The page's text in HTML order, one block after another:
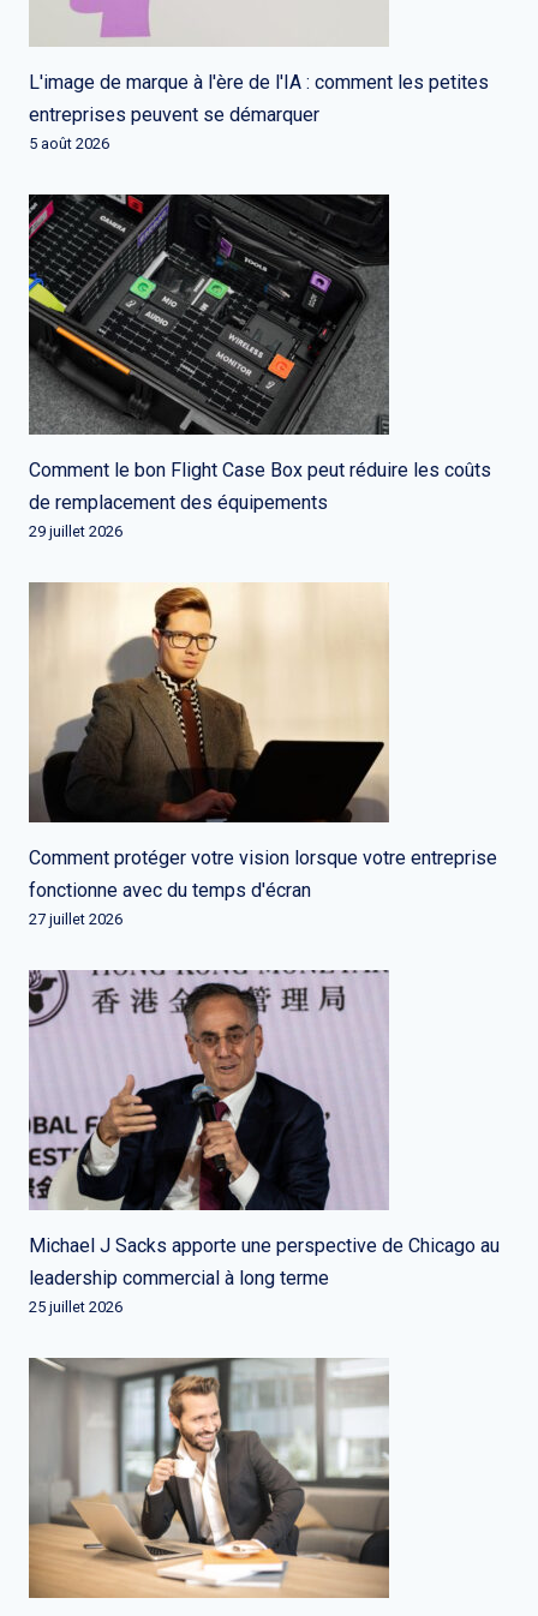
L'image de marque à l'ère de l'IA : comment les petites
entreprises peuvent se démarquer
5 août 2026
Comment le bon Flight Case Box peut réduire les coûts
de remplacement des équipements
29 juillet 2026
Comment protéger votre vision lorsque votre entreprise
fonctionne avec du temps d'écran
27 juillet 2026
Michael J Sacks apporte une perspective de Chicago au
leadership commercial à long terme
25 juillet 2026